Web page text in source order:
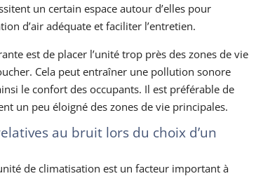
un certain espace autour d’elles pour
d’air adéquate et faciliter l’entretien.
est de placer l’unité trop près des zones de vie
Cela peut entraîner une pollution sonore
le confort des occupants. Il est préférable de
un peu éloigné des zones de vie principales.
au bruit lors du choix d’un
de climatisation est un facteur important à